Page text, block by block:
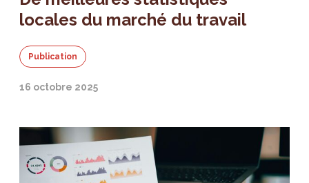
locales du marché du travail
Publication
16 octobre 2025